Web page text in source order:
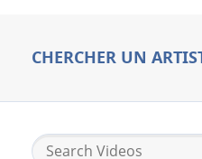
CHERCHER UN